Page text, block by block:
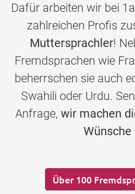
Dafür arbeiten wir bei
zahlreichen Profis
Muttersprachler!
Fremdsprachen wie
beherrschen sie auch
Swahili oder Urdu.
Anfrage, wir machen
Über 100